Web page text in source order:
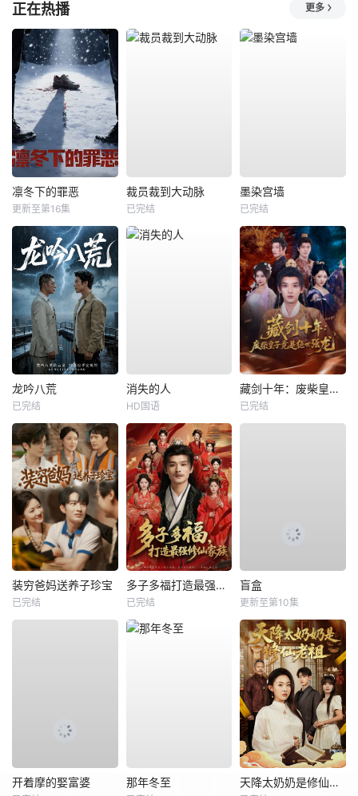
正在热播 更多
凛冬下的罪恶
更新至第16集
裁员裁到大动脉
已完结
墨染宫墙
已完结
龙吟八荒
已完结
消失的人
HD国语
藏剑十年：废柴皇子竟是绝世强龙
已完结
装穷爸妈送养子珍宝
已完结
多子多福打造最强修仙家族
已完结
盲盒
更新至第10集
开着摩的娶富婆 那年冬至 天降太奶奶是修仙老祖